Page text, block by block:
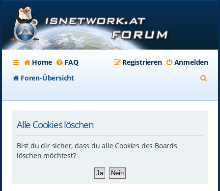
Home FAQ Anmelden
Registrieren
Foren-Übersicht
Alle Cookies löschen
Bist du dir sicher, dass du alle Cookies des Boards
löschen möchtest?